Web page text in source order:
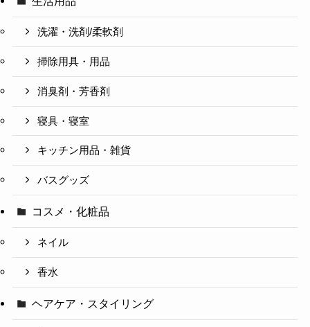
洗濯・洗剤/柔軟剤
掃除用具・用品
消臭剤・芳香剤
寝具・寝室
キッチン用品・雑貨
バスグッズ
コスメ・化粧品
ネイル
香水
ヘアケア・スタイリング